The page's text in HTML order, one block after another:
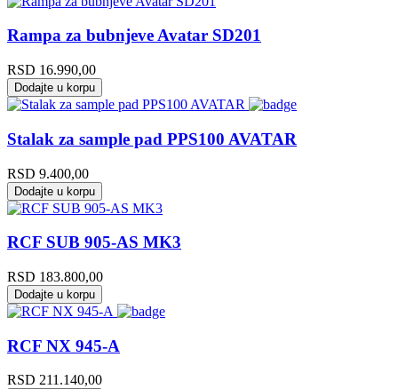
Rampa za bubnjeve Avatar SD201
RSD 16.990,00
Dodajte u korpu
Stalak za sample pad PPS100 AVATAR
RSD 9.400,00
Dodajte u korpu
RCF SUB 905-AS MK3
RSD 183.800,00
Dodajte u korpu
RCF NX 945-A
RSD 211.140,00